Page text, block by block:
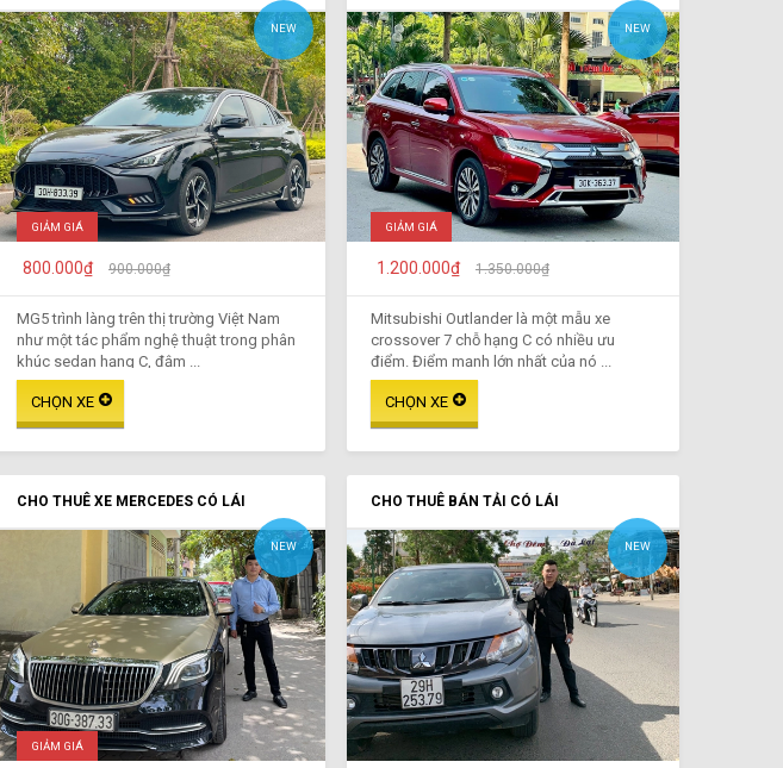
NEW
GIẢM GIÁ
800.000₫ 900.000₫
MG5 trình làng trên thị trường Việt Nam
như một tác phẩm nghệ thuật trong phân
khúc sedan hạng C, đậm ...
NEW
GIẢM GIÁ
1.200.000₫ 1.350.000₫
Mitsubishi Outlander là một mẫu xe
crossover 7 chỗ hạng C có nhiều ưu
điểm. Điểm mạnh lớn nhất của nó ...
CHO THUÊ XE MERCEDES CÓ LÁI
NEW
GIẢM GIÁ
CHO THUÊ BÁN TẢI CÓ LÁI
NEW